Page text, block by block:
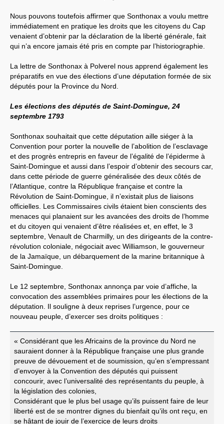
Nous pouvons toutefois affirmer que Sonthonax a voulu mettre
immédiatement en pratique les droits que les citoyens du Cap
venaient d’obtenir par la déclaration de la liberté générale, fait
qui n’a encore jamais été pris en compte par l’historiographie.
La lettre de Sonthonax à Polverel nous apprend également les
préparatifs en vue des élections d’une députation formée de six
députés pour la Province du Nord.
Les élections des députés de Saint-Domingue, 24
septembre 1793
Sonthonax souhaitait que cette députation aille siéger à la
Convention pour porter la nouvelle de l’abolition de l’esclavage
et des progrès entrepris en faveur de l’égalité de l’épiderme à
Saint-Domingue et aussi dans l’espoir d’obtenir des secours car,
dans cette période de guerre généralisée des deux côtés de
l’Atlantique, contre la République française et contre la
Révolution de Saint-Domingue, il n’existait plus de liaisons
officielles. Les Commissaires civils étaient bien conscients des
menaces qui planaient sur les avancées des droits de l’homme
et du citoyen qui venaient d’être réalisées et, en effet, le 3
septembre, Venault de Charmilly, un des dirigeants de la contre-
révolution coloniale, négociait avec Williamson, le gouverneur
de la Jamaïque, un débarquement de la marine britannique à
Saint-Domingue.
Le 12 septembre, Sonthonax annonça par voie d’affiche, la
convocation des assemblées primaires pour les élections de la
députation. Il souligne à deux reprises l’urgence, pour ce
nouveau peuple, d’exercer ses droits politiques :
« Considérant que les Africains de la province du Nord ne
sauraient donner à la République française une plus grande
preuve de dévouement et de soumission, qu’en s’empressant
d’envoyer à la Convention des députés qui puissent
concourir, avec l’universalité des représentants du peuple, à
la législation des colonies,
Considérant que le plus bel usage qu’ils puissent faire de leur
liberté est de se montrer dignes du bienfait qu’ils ont reçu, en
se hâtant de jouir de l’exercice de leurs droits